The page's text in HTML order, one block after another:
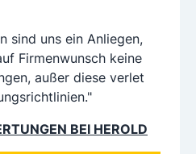
sind uns ein Anliegen,
Firmenwunsch keine
außer diese verlet
BEI HEROLD